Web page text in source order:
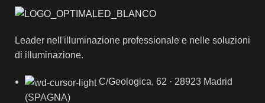
Leader nell'illuminazione professionale e nelle soluzioni
di illuminazione.
C/Geologica, 62 · 28923 Madrid
(SPAGNA)